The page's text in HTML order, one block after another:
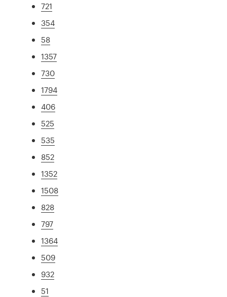
721
354
58
1357
730
1794
406
525
535
852
1352
1508
828
797
1364
509
932
51